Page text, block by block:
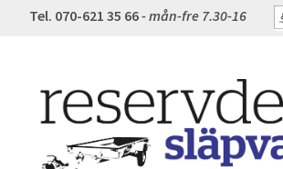
Tel. 070-621 35 66- mån-fre 7.30-16